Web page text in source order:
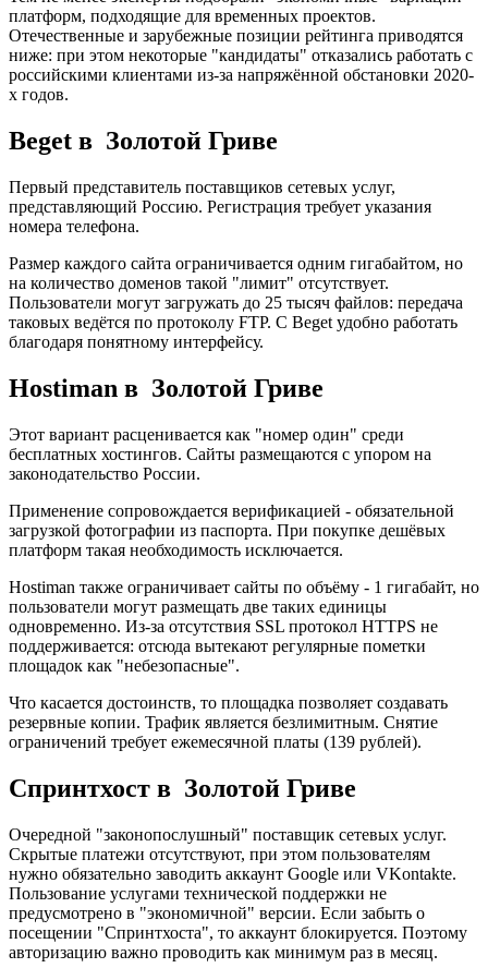
платформ, подходящие для временных проектов.
Отечественные и зарубежные позиции рейтинга приводятся
ниже: при этом некоторые "кандидаты" отказались работать с
российскими клиентами из-за напряжённой обстановки 2020-
х годов.
Beget в Золотой Гриве
Первый представитель поставщиков сетевых услуг,
представляющий Россию. Регистрация требует указания
номера телефона.
Размер каждого сайта ограничивается одним гигабайтом, но
на количество доменов такой "лимит" отсутствует.
Пользователи могут загружать до 25 тысяч файлов: передача
таковых ведётся по протоколу FTP. С Beget удобно работать
благодаря понятному интерфейсу.
Hostiman в Золотой Гриве
Этот вариант расценивается как "номер один" среди
бесплатных хостингов. Сайты размещаются с упором на
законодательство России.
Применение сопровождается верификацией - обязательной
загрузкой фотографии из паспорта. При покупке дешёвых
платформ такая необходимость исключается.
Hostiman также ограничивает сайты по объёму - 1 гигабайт, но
пользователи могут размещать две таких единицы
одновременно. Из-за отсутствия SSL протокол HTTPS не
поддерживается: отсюда вытекают регулярные пометки
площадок как "небезопасные".
Что касается достоинств, то площадка позволяет создавать
резервные копии. Трафик является безлимитным. Снятие
ограничений требует ежемесячной платы (139 рублей).
Спринтхост в Золотой Гриве
Очередной "законопослушный" поставщик сетевых услуг.
Скрытые платежи отсутствуют, при этом пользователям
нужно обязательно заводить аккаунт Google или VKontakte.
Пользование услугами технической поддержки не
предусмотрено в "экономичной" версии. Если забыть о
посещении "Спринтхоста", то аккаунт блокируется. Поэтому
авторизацию важно проводить как минимум раз в месяц.